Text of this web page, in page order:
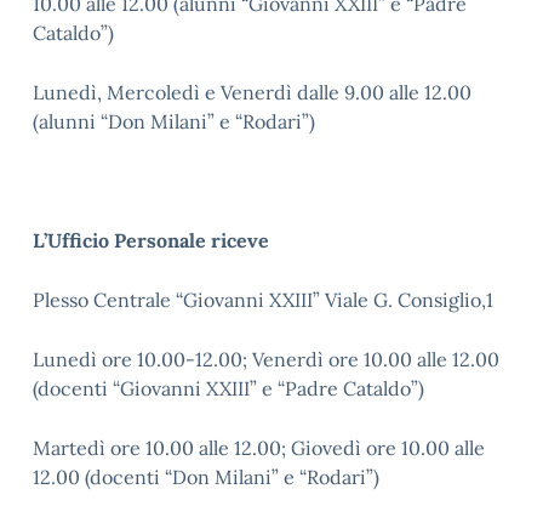
Cataldo”)
Lunedì, Mercoledì e Venerdì dalle 9.00 alle 12.00
(alunni “Don Milani” e “Rodari”)
L’Ufficio Personale riceve
Plesso Centrale “Giovanni XXIII” Viale G. Consiglio,1
Lunedì ore 10.00-12.00; Venerdì ore 10.00 alle 12.00
(docenti “Giovanni XXIII” e “Padre Cataldo”)
Martedì ore 10.00 alle 12.00; Giovedì ore 10.00 alle
12.00 (docenti “Don Milani” e “Rodari”)